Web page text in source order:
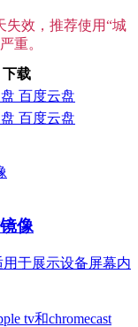
失效，推荐使用“城
重。
下载
百度云盘
百度云盘
像
于展示设备屏幕内